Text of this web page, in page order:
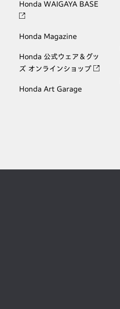
Honda WAIGAYA BASE
Honda Magazine
Honda 公式ウェア＆グッ
ズ オンラインショップ
Honda Art Garage